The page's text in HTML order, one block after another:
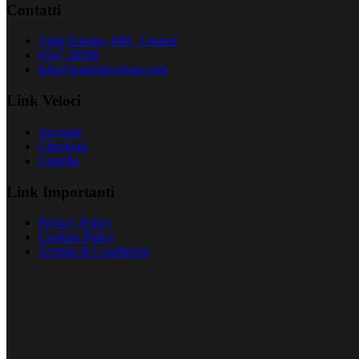
Contatti
Viale Europa, 649 , Cesena
0547 20580
info@tennisliveshop.com
Link Veloci
Account
Checkout
Carrello
Link Importanti
Privacy Policy
Cookies Policy
Termini & Condizioni